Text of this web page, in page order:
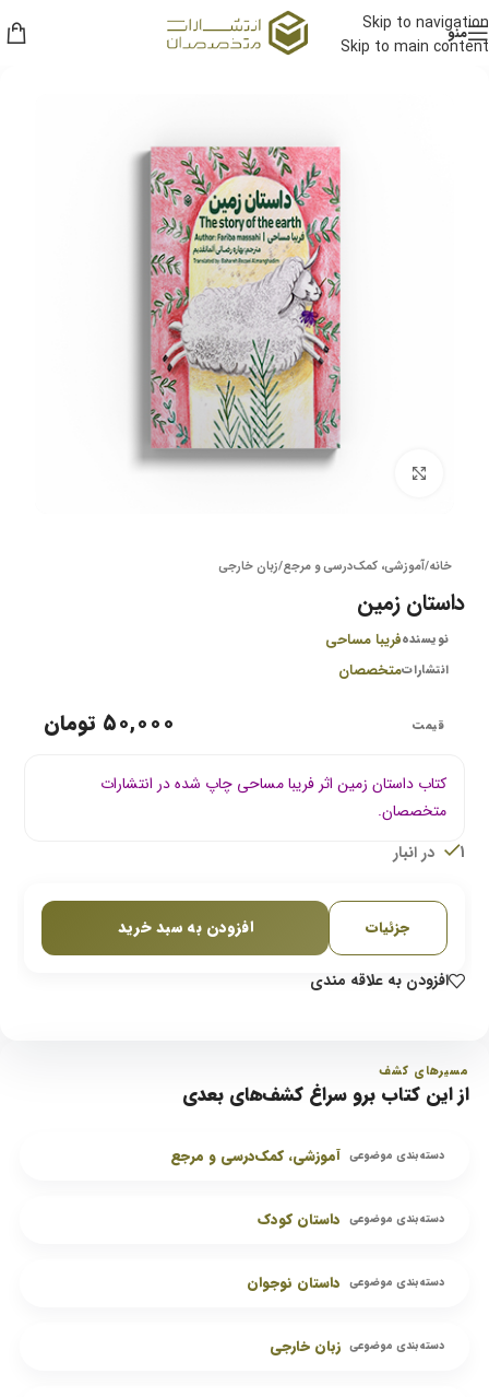
Skip to navigation
Skip to main content
منو
برای بزرگنمایی کلیک کنید
خانه/آموزشی، کمک‌درسی و مرجع/زبان خارجی
داستان زمین
نویسندهفریبا مساحی
انتشاراتمتخصصان
۵۰,۰۰۰ تومان
کتاب داستان زمین اثر فریبا مساحی چاپ شده در انتشارات
متخصصان.
1 در انبار
جزئیات افزودن به سبد خرید
افزودن به علاقه مندی
مسیرهای کشف
از این کتاب برو سراغ کشف‌های بعدی
دسته‌بندی موضوعی آموزشی، کمک‌درسی و مرجع
دسته‌بندی موضوعی داستان کودک
دسته‌بندی موضوعی داستان نوجوان
دسته‌بندی موضوعی زبان خارجی